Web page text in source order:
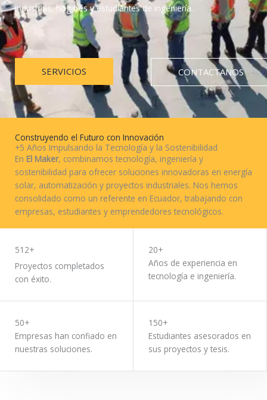
industrias, hogares y estudiantes de ingeniería.
SERVICIOS CONTACTANOS
Construyendo el Futuro con Innovación
+5 Años Impulsando la Tecnología y la Sostenibilidad
En El Maker, combinamos tecnología, ingeniería y
sostenibilidad para ofrecer soluciones innovadoras en energía
solar, automatización y proyectos industriales. Nos hemos
consolidado como un referente en Ecuador, trabajando con
empresas, estudiantes y emprendedores tecnológicos.
TRABAJA CON NOSOTROS
512+
Proyectos completados
con éxito.
20+
Años de experiencia en
tecnología e ingeniería.
50+
Empresas han confiado en
nuestras soluciones.
150+
Estudiantes asesorados en
sus proyectos y tesis.